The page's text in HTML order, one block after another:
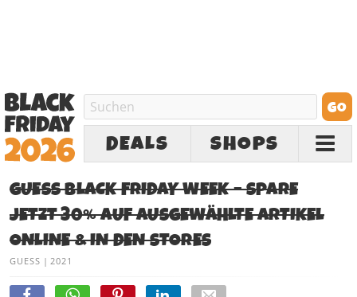
DEALS SHOPS
GUESS BLACK FRIDAY WEEK – SPARE
JETZT 30% AUF AUSGEWÄHLTE ARTIKEL
ONLINE & IN DEN STORES
GUESS | 2021